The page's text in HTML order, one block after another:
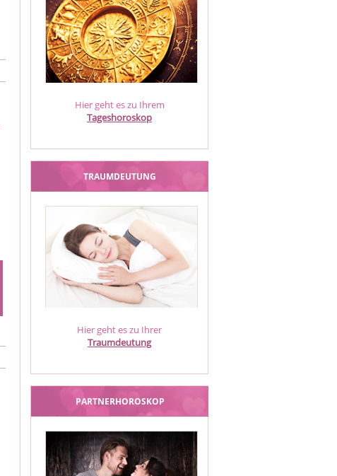
Hier geht es zu Ihrem
Tageshoroskop
TRAUMDEUTUNG
Hier geht es zu Ihrer
Traumdeutung
PARTNERHOROSKOP